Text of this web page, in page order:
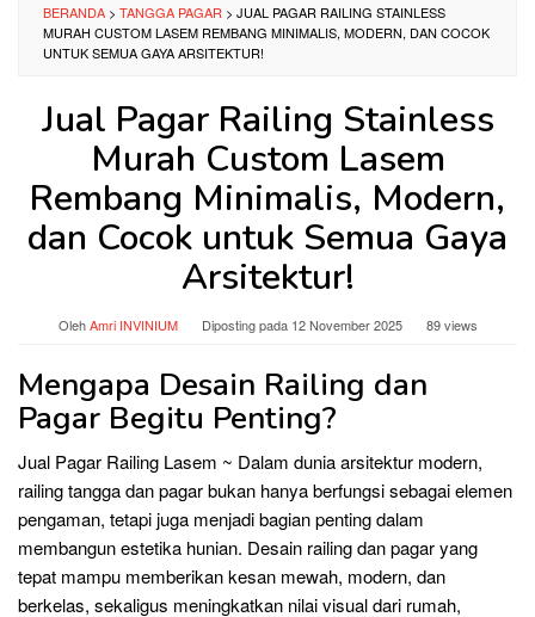
BERANDA > TANGGA PAGAR > JUAL PAGAR RAILING STAINLESS
MURAH CUSTOM LASEM REMBANG MINIMALIS, MODERN, DAN COCOK
UNTUK SEMUA GAYA ARSITEKTUR!
Jual Pagar Railing Stainless
Murah Custom Lasem
Rembang Minimalis, Modern,
dan Cocok untuk Semua Gaya
Arsitektur!
OlehAmri INVINIUM Diposting pada 12 November 2025 89 views
Mengapa Desain Railing dan
Pagar Begitu Penting?
Jual Pagar Railing Lasem ~ Dalam dunia arsitektur modern,
railing tangga dan pagar bukan hanya berfungsi sebagai elemen
pengaman, tetapi juga menjadi bagian penting dalam
membangun estetika hunian. Desain railing dan pagar yang
tepat mampu memberikan kesan mewah, modern, dan
berkelas, sekaligus meningkatkan nilai visual dari rumah,